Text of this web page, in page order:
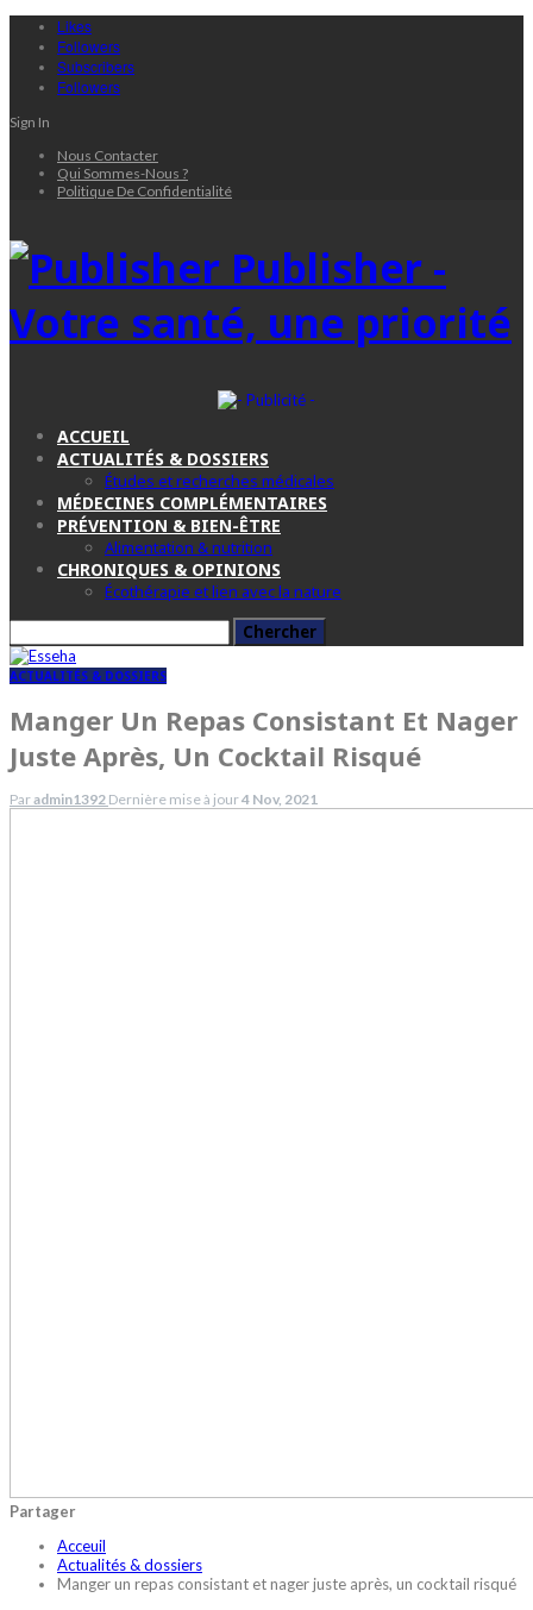
Likes
Followers
Subscribers
Followers
Sign In
Nous Contacter
Qui Sommes-Nous ?
Politique De Confidentialité
Publisher -
Votre santé, une priorité
ACCUEIL
ACTUALITÉS & DOSSIERS
Études et recherches médicales
MÉDECINES COMPLÉMENTAIRES
PRÉVENTION & BIEN-ÊTRE
Alimentation & nutrition
CHRONIQUES & OPINIONS
Écothérapie et lien avec la nature
ACTUALITÉS & DOSSIERS
Manger Un Repas Consistant Et Nager
Juste Après, Un Cocktail Risqué
Paradmin1392 Dernière mise à jour4 Nov, 2021
Partager
Acceuil
Actualités & dossiers
Manger un repas consistant et nager juste après, un cocktail risqué